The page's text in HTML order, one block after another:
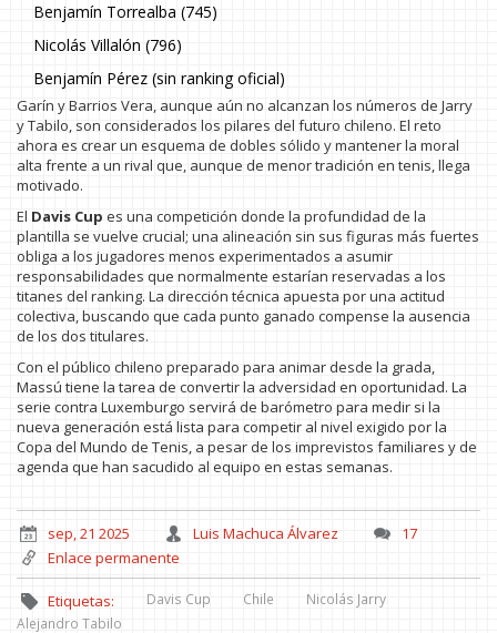
Benjamín Torrealba (745)
Nicolás Villalón (796)
Benjamín Pérez (sin ranking oficial)
Garín y Barrios Vera, aunque aún no alcanzan los números de Jarry
y Tabilo, son considerados los pilares del futuro chileno. El reto
ahora es crear un esquema de dobles sólido y mantener la moral
alta frente a un rival que, aunque de menor tradición en tenis, llega
motivado.
El Davis Cup es una competición donde la profundidad de la
plantilla se vuelve crucial; una alineación sin sus figuras más fuertes
obliga a los jugadores menos experimentados a asumir
responsabilidades que normalmente estarían reservadas a los
titanes del ranking. La dirección técnica apuesta por una actitud
colectiva, buscando que cada punto ganado compense la ausencia
de los dos titulares.
Con el público chileno preparado para animar desde la grada,
Massú tiene la tarea de convertir la adversidad en oportunidad. La
serie contra Luxemburgo servirá de barómetro para medir si la
nueva generación está lista para competir al nivel exigido por la
Copa del Mundo de Tenis, a pesar de los imprevistos familiares y de
agenda que han sacudido al equipo en estas semanas.
sep, 21 2025 Luis Machuca Álvarez
17
Enlace permanente
Etiquetas: Davis Cup Chile
Nicolás Jarry
Alejandro Tabilo